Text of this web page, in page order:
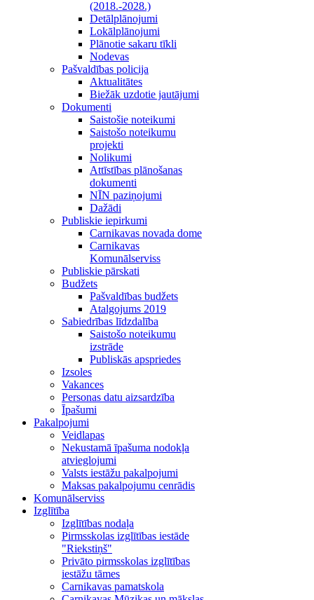
(2018.-2028.)
Detālplānojumi
Lokālplānojumi
Plānotie sakaru tīkli
Nodevas
Pašvaldības policija
Aktualitātes
Biežāk uzdotie jautājumi
Dokumenti
Saistošie noteikumi
Saistošo noteikumu
projekti
Nolikumi
Attīstības plānošanas
dokumenti
NĪN paziņojumi
Dažādi
Publiskie iepirkumi
Carnikavas novada dome
Carnikavas
Komunālserviss
Publiskie pārskati
Budžets
Pašvaldības budžets
Atalgojums 2019
Sabiedrības līdzdalība
Saistošo noteikumu
izstrāde
Publiskās apspriedes
Izsoles
Vakances
Personas datu aizsardzība
Īpašumi
Pakalpojumi
Veidlapas
Nekustamā īpašuma nodokļa
atvieglojumi
Valsts iestāžu pakalpojumi
Maksas pakalpojumu cenrādis
Komunālserviss
Izglītība
Izglītības nodaļa
Pirmsskolas izglītības iestāde
"Riekstiņš"
Privāto pirmsskolas izglītības
iestāžu tāmes
Carnikavas pamatskola